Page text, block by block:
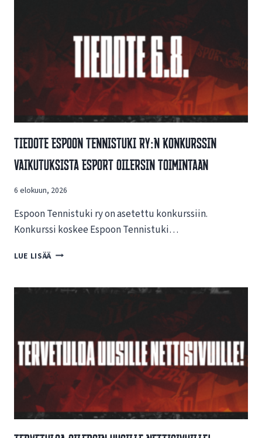
Tiedote Espoon Tennistuki Ry:n Konkurssin
Vaikutuksista Esport Oilersin Toimintaan
6 elokuun, 2026
Espoon Tennistuki ry on asetettu konkurssiin.
Konkurssi koskee Espoon Tennistuki…
LUE LISÄÄ T
D
E
S
P
O
O
T